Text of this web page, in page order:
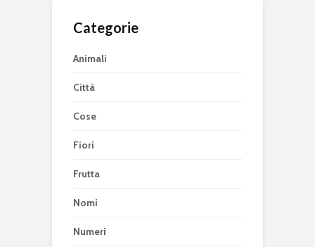
Categorie
Animali
Città
Cose
Fiori
Frutta
Nomi
Numeri